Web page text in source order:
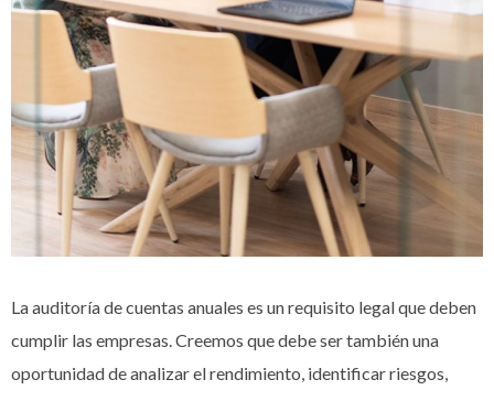
La auditoría de cuentas anuales es un requisito legal que deben
cumplir las empresas. Creemos que debe ser también una
oportunidad de analizar el rendimiento, identificar riesgos,